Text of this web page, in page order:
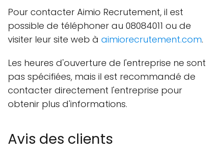
Pour contacter Aimio Recrutement, il est
possible de téléphoner au 08084011 ou de
visiter leur site web à aimiorecrutement.com.
Les heures d'ouverture de l'entreprise ne sont
pas spécifiées, mais il est recommandé de
contacter directement l'entreprise pour
obtenir plus d'informations.
Avis des clients